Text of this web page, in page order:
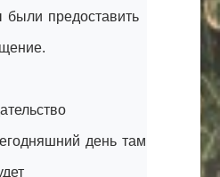
предоставить
день там